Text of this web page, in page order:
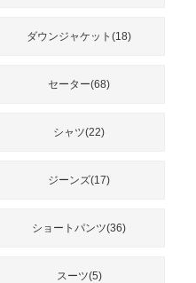
ダウンジャケット(18)
セーター(68)
シャツ(22)
ジーンズ(17)
ショートパンツ(36)
スーツ(5)